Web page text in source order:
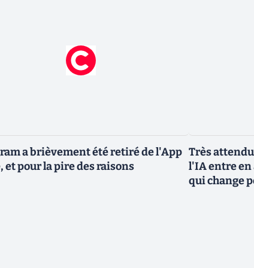
a brièvement été retiré de l'App
et pour la pire des raisons
Très
l'IA entre en
qui change